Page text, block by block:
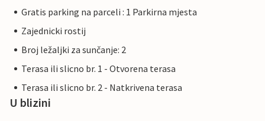
Gratis parking na parceli : 1 Parkirna mjesta
Zajednicki rostij
Broj ležaljki za sunčanje: 2
Terasa ili slicno br. 1 - Otvorena terasa
Terasa ili slicno br. 2 - Natkrivena terasa
U blizini